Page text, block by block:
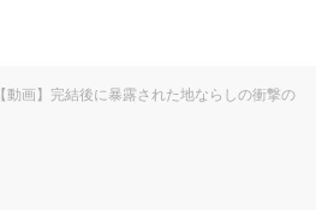
【動画】完結後に暴露された地ならしの衝撃の